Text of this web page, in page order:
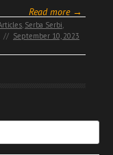
Read more →
, Serba Serbi,
// September 10, 2023